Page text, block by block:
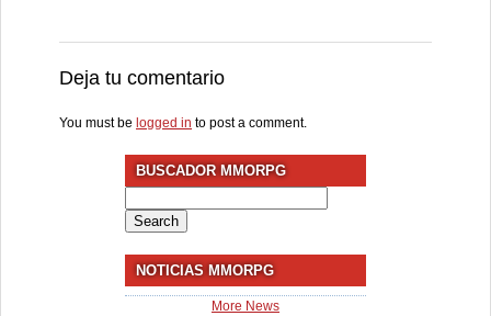
Deja tu comentario
You must be logged in to post a comment.
BUSCADOR MMORPG
for:
NOTICIAS MMORPG
More News